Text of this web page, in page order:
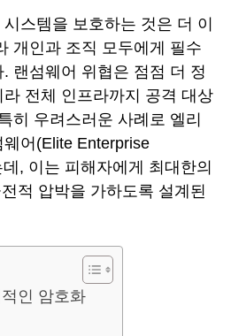
스템을 보호하는 것은 더 이
개인과 조직 모두에게 필수
랜섬웨어 위협은 점점 더 정
전체 인프라까지 공격 대상
히 우려스러운 사례로 엘리
어(Elite Enterprise
, 이는 피해자에게 최대한의
적 압박을 가하도록 설계된
인 암호화